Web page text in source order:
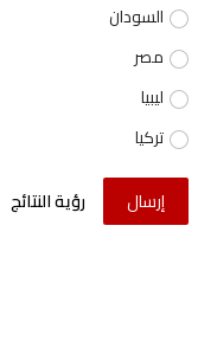
السودان
مصر
ليبيا
تركيا
إرسال رؤية النتائج